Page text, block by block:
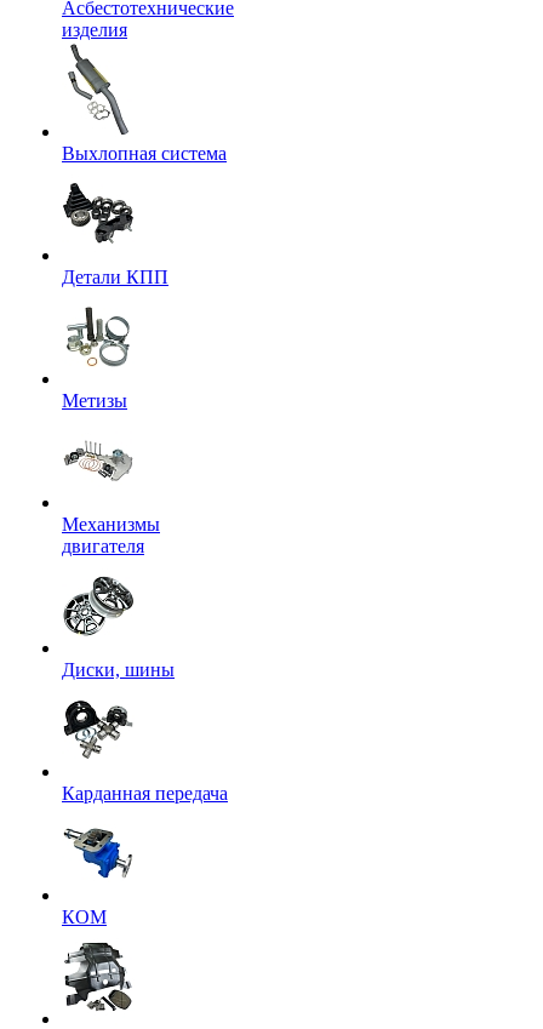
Асбестотехнические
изделия
Выхлопная система
Детали КПП
Метизы
Механизмы
двигателя
Диски, шины
Карданная передача
КОМ